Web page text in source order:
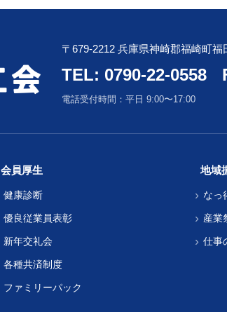
〒679-2212 兵庫県神崎郡福崎町福
TEL: 0790-22-0558
電話受付時間：平日 9:00〜17:00
会員厚生
健康診断
優良従業員表彰
新年交礼会
各種共済制度
ファミリーパック
地域
なっ
産業
仕事